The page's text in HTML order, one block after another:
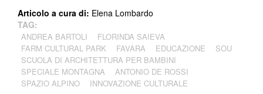
Articolo a cura di: Elena Lombardo
TAG:
ANDREA BARTOLI
FLORINDA SAIEVA
FARM CULTURAL PARK
FAVARA EDUCAZIONE
SOU
SCUOLA DI ARCHITETTURA PER BAMBINI
SPECIALE MONTAGNA
ANTONIO DE ROSSI
SPAZIO ALPINO
INNOVAZIONE CULTURALE